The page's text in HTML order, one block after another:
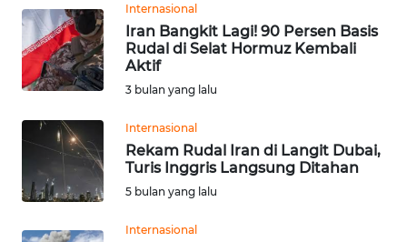
Internasional
Iran Bangkit Lagi! 90 Persen Basis
Rudal di Selat Hormuz Kembali
Aktif
3 bulan yang lalu
Internasional
Rekam Rudal Iran di Langit Dubai,
Turis Inggris Langsung Ditahan
5 bulan yang lalu
Internasional
EKUIN
SAINS-TEKNO
KESEHATAN
INTERNASIONAL